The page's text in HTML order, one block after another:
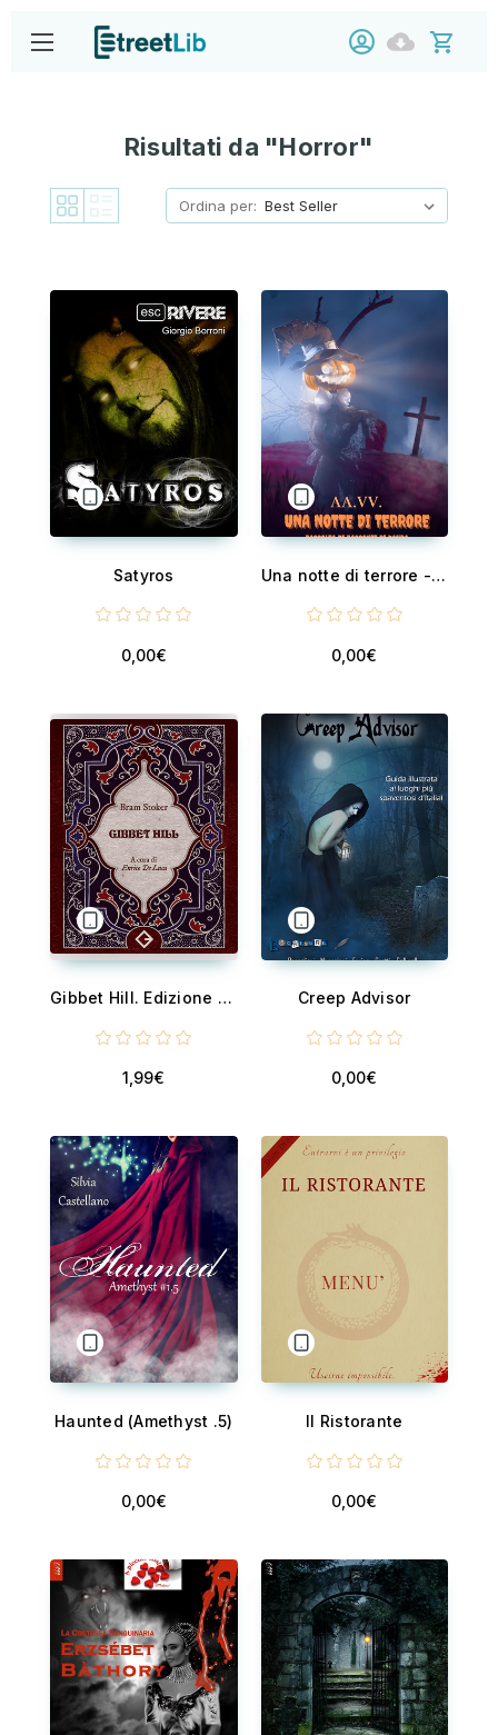
Risultati da "Horror"
Ordina per:
Satyros
0,00€
Una notte di terrore - raccolta di racconti di paura
0,00€
Gibbet Hill. Edizione annotata e illustrata
1,99€
Creep Advisor
0,00€
Haunted (Amethyst .5)
0,00€
Il Ristorante
0,00€